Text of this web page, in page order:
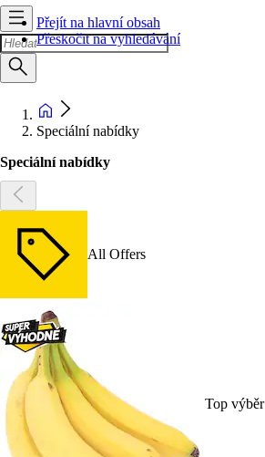
Přejít na hlavní obsah
Přeskočit na vyhledávání
Speciální nabídky
Speciální nabídky
All Offers
Top výběr